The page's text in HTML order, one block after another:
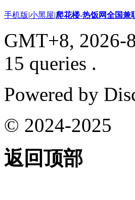
手机版|小黑屋|爬花楼-热饭网全国兼
GMT+8, 2026-
15 queries .
Powered by
© 2024-2025
返回顶部